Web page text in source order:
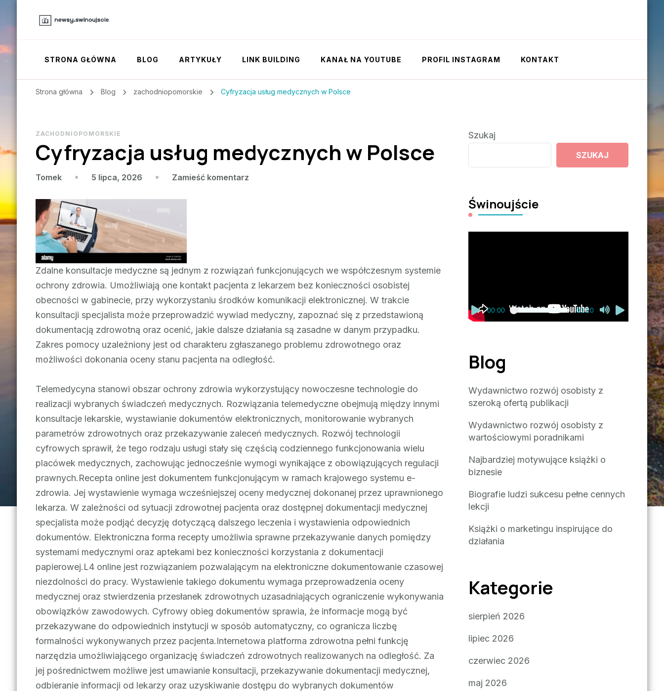
STRONA GŁÓWNA BLOG ARTYKUŁY LINK BUILDING KANAŁ NA YOUTUBE PROFIL INSTAGRAM KONTAKT
Strona główna Blog zachodniopomorskie Cyfryzacja usług medycznych w Polsce
ZACHODNIOPOMORSKIE
Cyfryzacja usług medycznych w Polsce
Tomek 5 lipca, 2026 Zamieść komentarzwe
Zdalne konsultacje medyczne są jednym z rozwiązań funkcjonujących we współczesnym systemie
ochrony zdrowia. Umożliwiają one kontakt pacjenta z lekarzem bez konieczności osobistej
obecności w gabinecie, przy wykorzystaniu środków komunikacji elektronicznej. W trakcie
konsultacji specjalista może przeprowadzić wywiad medyczny, zapoznać się z przedstawioną
dokumentacją zdrowotną oraz ocenić, jakie dalsze działania są zasadne w danym przypadku.
Zakres pomocy uzależniony jest od charakteru zgłaszanego problemu zdrowotnego oraz
możliwości dokonania oceny stanu pacjenta na odległość.
Telemedycyna stanowi obszar ochrony zdrowia wykorzystujący nowoczesne technologie do
realizacji wybranych świadczeń medycznych. Rozwiązania telemedyczne obejmują między innymi
konsultacje lekarskie, wystawianie dokumentów elektronicznych, monitorowanie wybranych
parametrów zdrowotnych oraz przekazywanie zaleceń medycznych. Rozwój technologii
cyfrowych sprawił, że tego rodzaju usługi stały się częścią codziennego funkcjonowania wielu
placówek medycznych, zachowując jednocześnie wymogi wynikające z obowiązujących regulacji
prawnych.Recepta online jest dokumentem funkcjonującym w ramach krajowego systemu e-
zdrowia. Jej wystawienie wymaga wcześniejszej oceny medycznej dokonanej przez uprawnionego
lekarza. W zależności od sytuacji zdrowotnej pacjenta oraz dostępnej dokumentacji medycznej
specjalista może podjąć decyzję dotyczącą dalszego leczenia i wystawienia odpowiednich
dokumentów. Elektroniczna forma recepty umożliwia sprawne przekazywanie danych pomiędzy
systemami medycznymi oraz aptekami bez konieczności korzystania z dokumentacji
papierowej.L4 online jest rozwiązaniem pozwalającym na elektroniczne dokumentowanie czasowej
niezdolności do pracy. Wystawienie takiego dokumentu wymaga przeprowadzenia oceny
medycznej oraz stwierdzenia przesłanek zdrowotnych uzasadniających ograniczenie wykonywania
obowiązków zawodowych. Cyfrowy obieg dokumentów sprawia, że informacje mogą być
przekazywane do odpowiednich instytucji w sposób automatyczny, co ogranicza liczbę
formalności wykonywanych przez pacjenta.Internetowa platforma zdrowotna pełni funkcję
narzędzia umożliwiającego organizację świadczeń zdrowotnych realizowanych na odległość. Za
jej pośrednictwem możliwe jest umawianie konsultacji, przekazywanie dokumentacji medycznej,
odbieranie informacji od lekarzy oraz uzyskiwanie dostępu do wybranych dokumentów
Szukaj
SZUKAJ
Świnoujście
00:00 03:20
Blog
Wydawnictwo rozwój osobisty z
szeroką ofertą publikacji
Wydawnictwo rozwój osobisty z
wartościowymi poradnikami
Najbardziej motywujące książki o
biznesie
Biografie ludzi sukcesu pełne cennych
lekcji
Książki o marketingu inspirujące do
działania
Kategorie
sierpień 2026
lipiec 2026
czerwiec 2026
maj 2026